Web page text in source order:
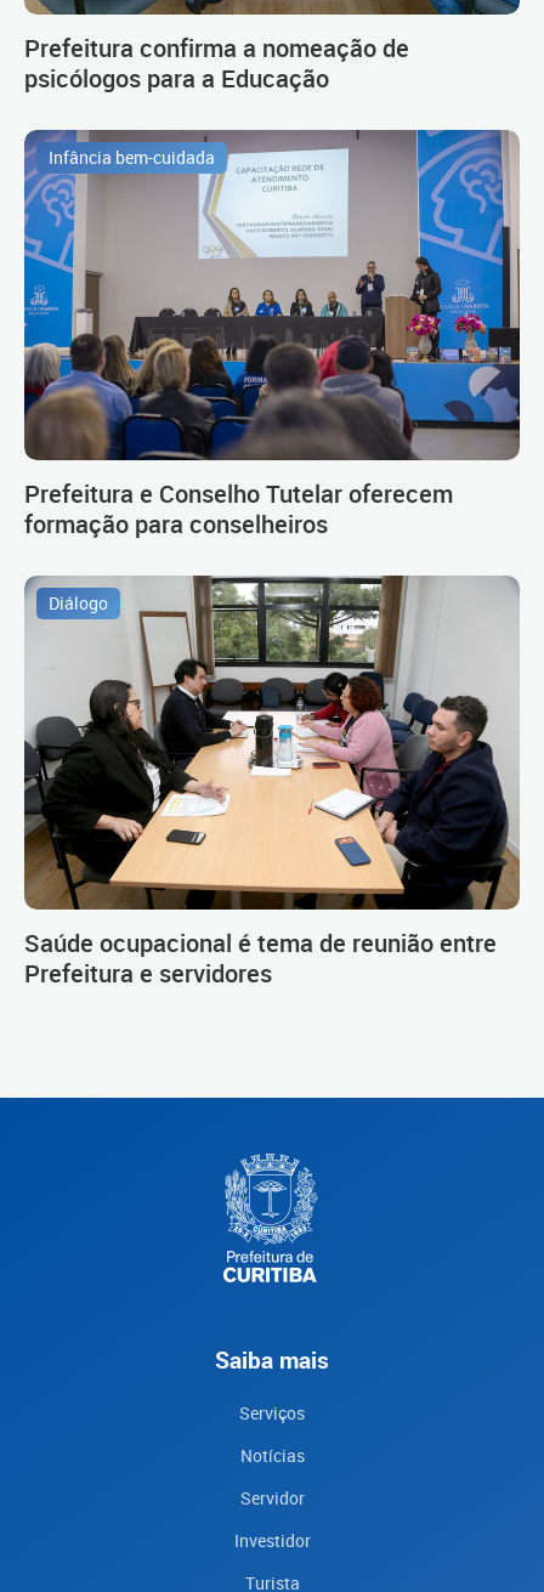
Prefeitura confirma a nomeação de
psicólogos para a Educação
Infância bem-cuidada
Prefeitura e Conselho Tutelar oferecem
formação para conselheiros
Diálogo
Saúde ocupacional é tema de reunião entre
Prefeitura e servidores
Saiba mais
Serviços
Notícias
Servidor
Investidor
Turista